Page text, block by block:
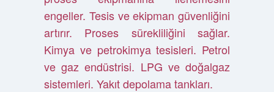
engeller. Tesis ve ekipman güvenliğini
artırır. Proses sürekliliğini sağlar.
Kimya ve petrokimya tesisleri. Petrol
ve gaz endüstrisi. LPG ve doğalgaz
sistemleri. Yakıt depolama tankları.